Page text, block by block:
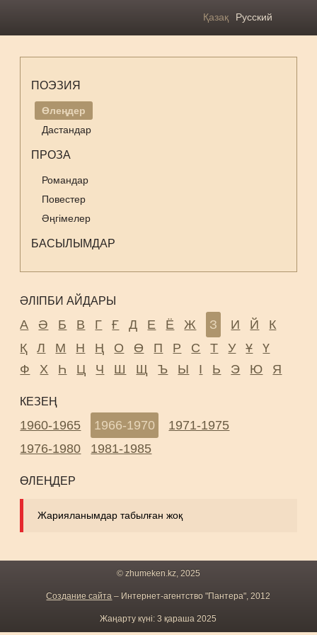
Қазақ Русский
ПОЭЗИЯ
Өлеңдер
Дастандар
ПРОЗА
Романдар
Повестер
Әңгімелер
БАСЫЛЫМДАР
ӘЛІПБИ АЙДАРЫ
А Ә Б В Г Ғ Д Е Ё Ж З И Й
К
Қ
Л М Н Ң О Ө П Р С Т У Ұ
Ү
Ф
Х Һ Ц Ч Ш Щ Ъ Ы І Ь Э Ю Я
КЕЗЕҢ
1960-1965 1966-1970
1971-1975
1976-1980
1981-1985
ӨЛЕҢДЕР
Жарияланымдар табылған жоқ
© zhumeken.kz, 2025
Создание сайта – Интернет-агентство "Пантера", 2012
Жаңарту күні: 3 қараша 2025